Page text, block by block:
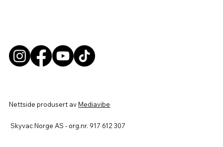
Nettside produsert avMediavibe
Skyvac Norge AS - org.nr. 917 612 307